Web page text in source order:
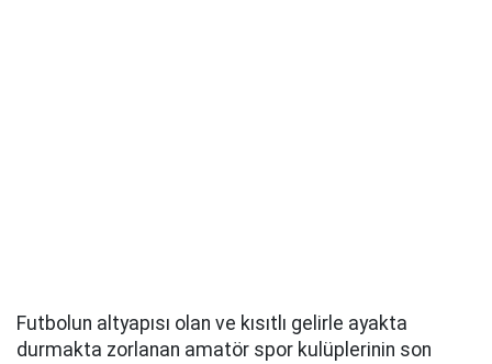
Futbolun altyapısı olan ve kısıtlı gelirle ayakta
durmakta zorlanan amatör spor kulüplerinin son